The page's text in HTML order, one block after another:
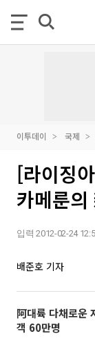
이투데이 국제
[라이징
카메룬
입력 2012-02-24
배준호 기자
阿대륙 다채로운
객 60만명